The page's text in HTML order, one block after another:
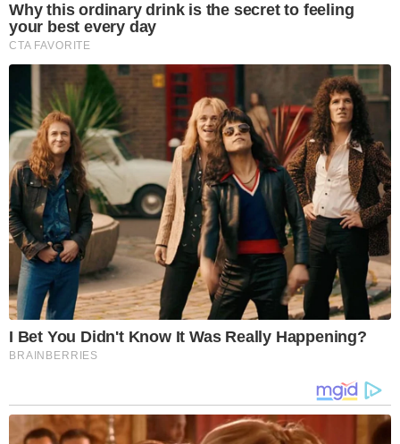
Why this ordinary drink is the secret to feeling
your best every day
CTA FAVORITE
I Bet You Didn't Know It Was Really Happening?
BRAINBERRIES